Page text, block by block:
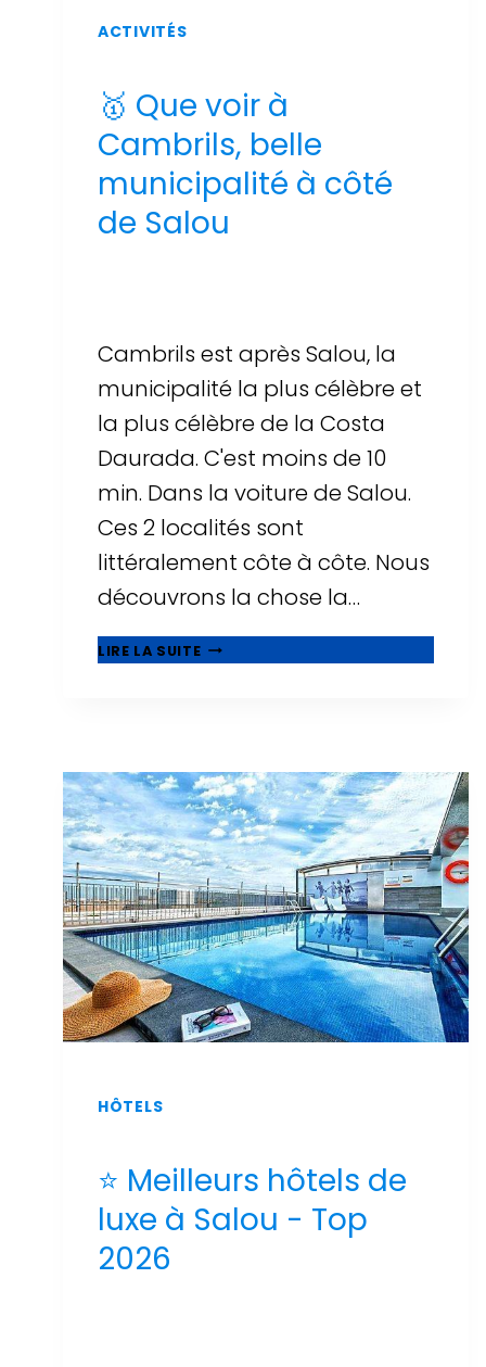
ACTIVITÉS
🥇 Que voir à
Cambrils, belle
municipalité à côté
de Salou
Cambrils est après Salou, la
municipalité la plus célèbre et
la plus célèbre de la Costa
Daurada. C'est moins de 10
min. Dans la voiture de Salou.
Ces 2 localités sont
littéralement côte à côte. Nous
découvrons la chose la…
LIRE LA SUITE🥇
QUE
MUNICIPALITÉ
À
CÔTÉ
DE
SALOU
HÔTELS
⭐ Meilleurs hôtels de
luxe à Salou - Top
2026